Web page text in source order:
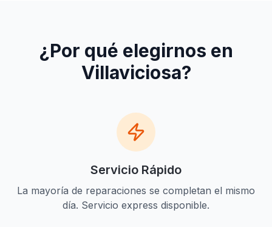
¿Por qué elegirnos en
Villaviciosa?
Servicio Rápido
La mayoría de reparaciones se completan el mismo
día. Servicio express disponible.